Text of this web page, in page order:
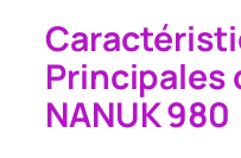
Principales
NANUK 980